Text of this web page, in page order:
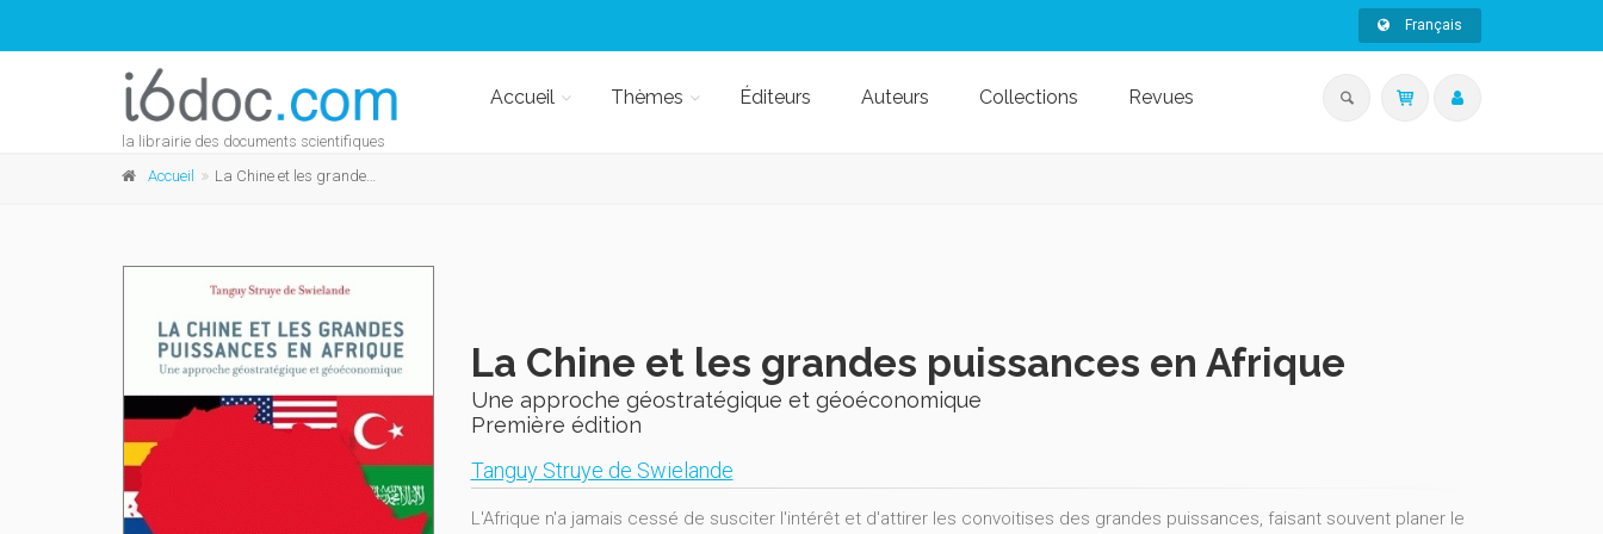
Français
la librairie des documents scientifiques
Accueil Thèmes Éditeurs Auteurs Collections Revues
Accueil La Chine et les grandes puissances en Afrique
La Chine et les grandes puissances en Afrique
Une approche géostratégique et géoéconomique
Première édition
Tanguy Struye de Swielande
L'Afrique n'a jamais cessé de susciter l'intérêt et d'attirer les convoitises des grandes puissances, faisant souvent planer le